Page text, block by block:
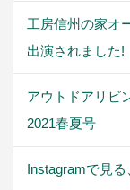
工房信州の家オ
出演されました!
アウトドアリビ
2021春夏号
Instagramで見